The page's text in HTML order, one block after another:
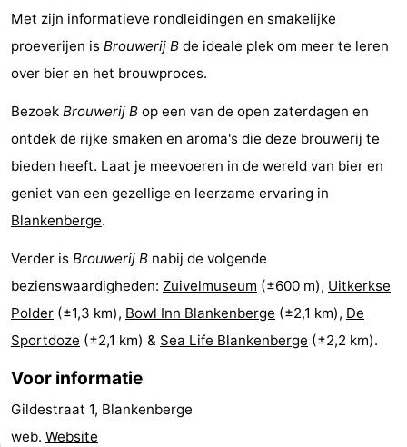
Speeltuinen
-
Bowlen
-
Minigolfbanen
Wellness
centra
Dorpen
&
Steden
Natuur
Sporten
-
Zwembaden
-
Fietsen
-
Wandelen
-
Met zijn informatieve rondleidingen en smakelijke
proeverijen is Brouwerij B de ideale plek om meer te leren
over bier en het brouwproces.
Bezoek Brouwerij B op een van de open zaterdagen en
ontdek de rijke smaken en aroma's die deze brouwerij te
bieden heeft. Laat je meevoeren in de wereld van bier en
geniet van een gezellige en leerzame ervaring in
Blankenberge.
Verder is Brouwerij B nabij de volgende
bezienswaardigheden: Zuivelmuseum (±600 m), Uitkerkse
Polder (±1,3 km), Bowl Inn Blankenberge (±2,1 km), De
Sportdoze (±2,1 km) & Sea Life Blankenberge (±2,2 km).
Voor informatie
Gildestraat 1, Blankenberge
web. Website